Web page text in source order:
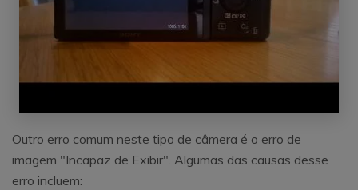
Outro erro comum neste tipo de câmera é o erro de
imagem "Incapaz de Exibir". Algumas das causas desse
erro incluem: